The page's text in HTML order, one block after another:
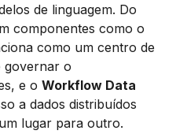
de linguagem. Do
componentes como o
como um centro de
governar o
e o Workflow Data
a dados distribuídos
lugar para outro.